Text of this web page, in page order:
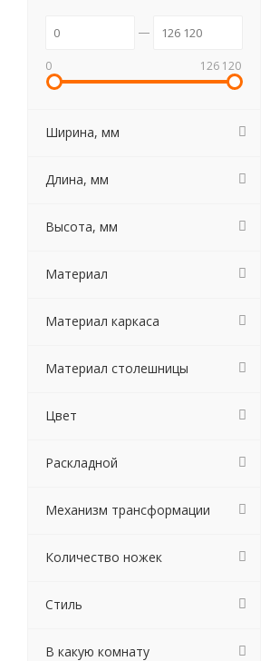
0 126 120
Ширина, мм
Длина, мм
Высота, мм
Материал
Материал каркаса
Материал столешницы
Цвет
Раскладной
Механизм трансформации
Количество ножек
Стиль
В какую комнату